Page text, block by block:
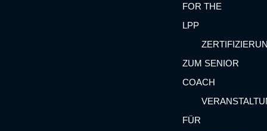
FOR THE
LPP
ZUM SENIOR
COACH
FÜR